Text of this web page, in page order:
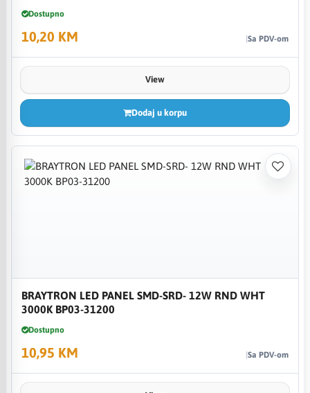
Dostupno
10,20 KM Sa PDV-om
View
Dodaj u korpu
BRAYTRON LED PANEL SMD-SRD- 12W RND WHT
3000K BP03-31200
Dostupno
10,95 KM Sa PDV-om